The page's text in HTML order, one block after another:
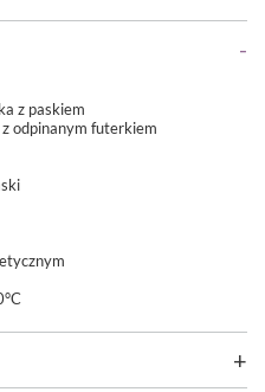
z paskiem
odpinanym futerkiem